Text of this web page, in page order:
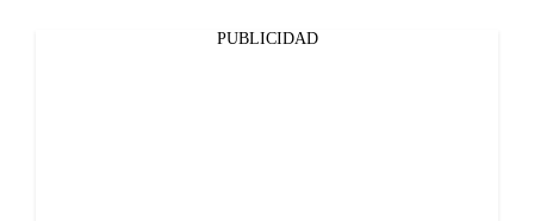
PUBLICIDAD